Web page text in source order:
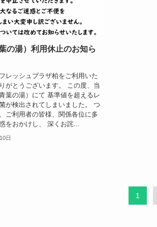
の湯）利用休止のお知ら
レッシュプラザ柏をご利用いた
がとうございます。 この度、当
葉の湯）にて 基準値を超えるレ
が検出されてしまいました。 つ
ご利用者の皆様、関係各位に多
をおかけし、 深くお詫...
日
1